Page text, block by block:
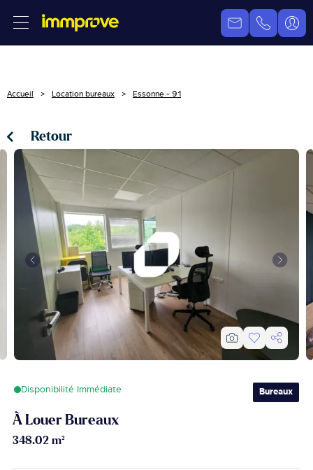
Accueil Location bureaux Essonne - 91
Retour
Disponibilité Immédiate Bureaux
À Louer Bureaux
348.02 m²